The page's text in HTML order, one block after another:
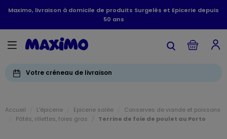
Maximo, livraison à domicile de produits Surgelés et Epicerie depuis
50 ans
Votre créneau de livraison
Accueil L'épicerie Epicerie salée
Conserves de viande et poissons
Pâtés, rillettes, foies gras
Terrine de foie de poulet au Porto